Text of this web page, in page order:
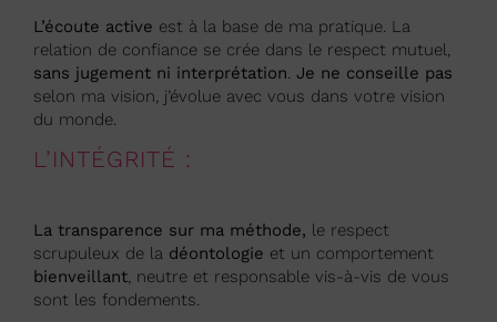
L’écoute active est à la base de ma pratique. La
relation de confiance se crée dans le respect mutuel,
sans jugement ni interprétation. Je ne conseille pas
selon ma vision, j’évolue avec vous dans votre vision
du monde.
L’INTÉGRITÉ :
La transparence sur ma méthode, le respect
scrupuleux de la déontologie et un comportement
bienveillant, neutre et responsable vis-à-vis de vous
sont les fondements.